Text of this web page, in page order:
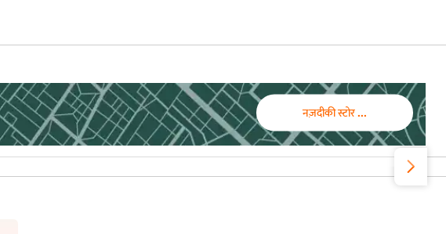
नज़दीकी स्टोर ...